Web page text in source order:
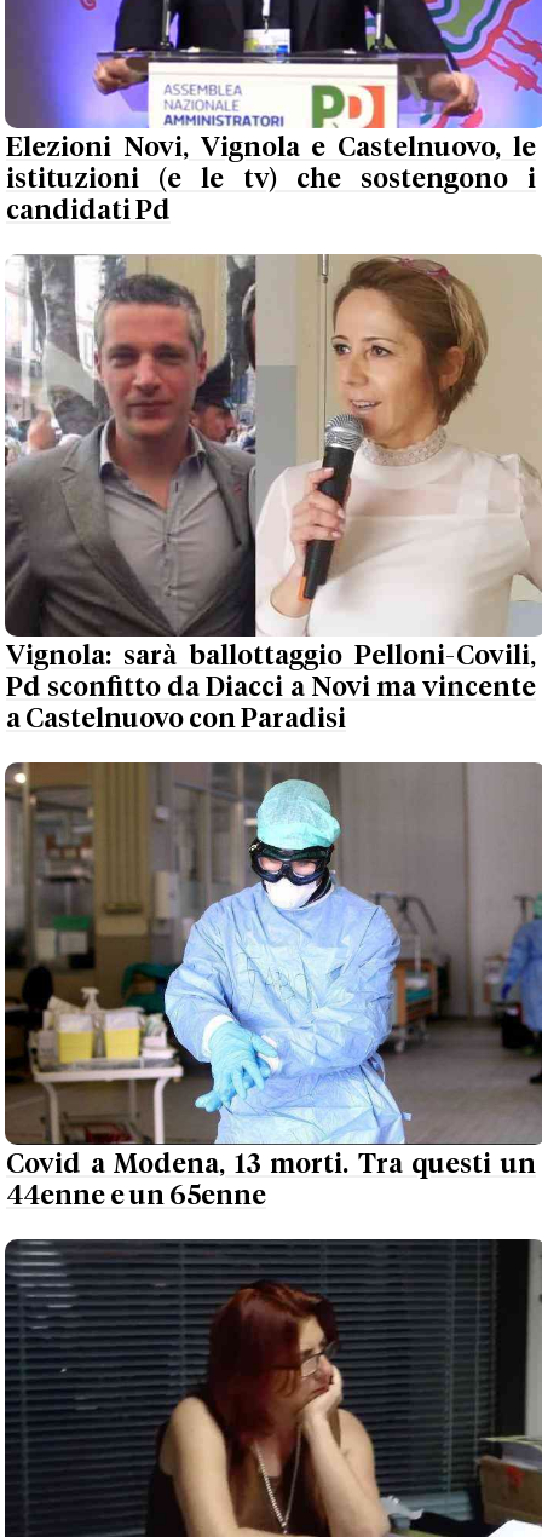
Elezioni Novi, Vignola e Castelnuovo, le
istituzioni (e le tv) che sostengono i
candidati Pd
Vignola: sarà ballottaggio Pelloni-Covili,
Pd sconfitto da Diacci a Novi ma vincente
a Castelnuovo con Paradisi
Covid a Modena, 13 morti. Tra questi un
44enne e un 65enne